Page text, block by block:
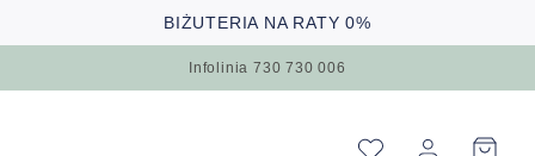
BIŻUTERIA NA RATY 0%
Infolinia 730 730 006